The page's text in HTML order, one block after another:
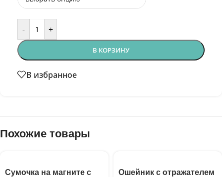
- +
В КОРЗИНУ
В избранное
Похожие товары
Сумочка на магните с
Ошейник с отражателем